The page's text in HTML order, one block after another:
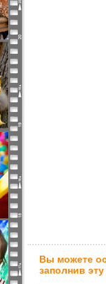
Вы можете
заполнив